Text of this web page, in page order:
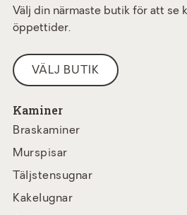
Välj din närmaste butik för att se
öppettider.
VÄLJ BUTIK
Kaminer
Braskaminer
Murspisar
Täljstensugnar
Kakelugnar